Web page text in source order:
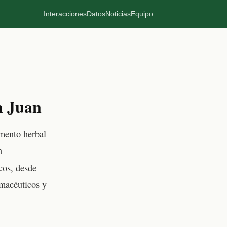
InteraccionesDatosNoticiasEquipo
Juan
herbal
desde
y